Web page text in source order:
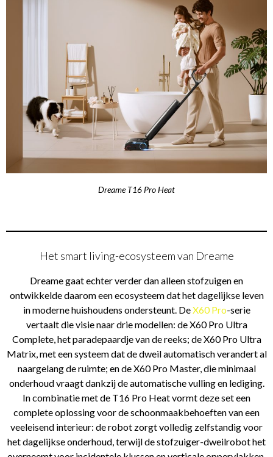
Dreame T16 Pro Heat
Het smart living-ecosysteem van Dreame
Dreame gaat echter verder dan alleen stofzuigen en
ontwikkelde daarom een ecosysteem dat het dagelijkse leven
in moderne huishoudens ondersteunt. DeX60 Pro-serie
vertaalt die visie naar drie modellen: de X60 Pro Ultra
Complete, het paradepaardje van de reeks; de X60 Pro Ultra
Matrix, met een systeem dat de dweil automatisch verandert al
naargelang de ruimte; en de X60 Pro Master, die minimaal
onderhoud vraagt dankzij de automatische vulling en lediging.
In combinatie met de T16 Pro Heat vormt deze set een
complete oplossing voor de schoonmaakbehoeften van een
veeleisend interieur: de robot zorgt volledig zelfstandig voor
het dagelijkse onderhoud, terwijl de stofzuiger-dweilrobot het